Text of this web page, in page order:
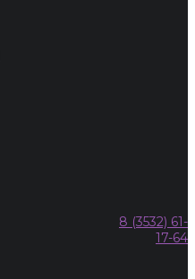
8 (3532) 61-
17-64